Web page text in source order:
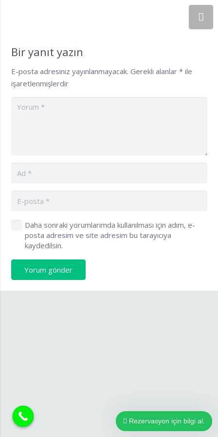
Bir yanıt yazın
E-posta adresiniz yayınlanmayacak. Gerekli alanlar *ile
işaretlenmişlerdir
Daha sonraki yorumlarımda kullanılması için adım, e-
posta adresim ve site adresim bu tarayıcıya
kaydedilsin.
Yorum gönder
Rezervasyon için bilgi al.